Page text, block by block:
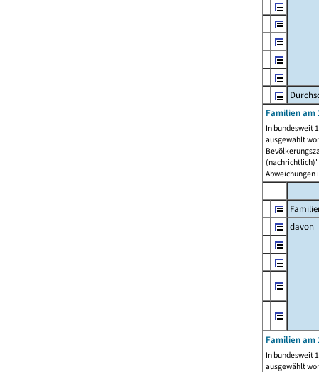
Familien am
In bundesweit
ausgewählt
Abweichungen
davon
Familien am
In bundesweit
ausgewählt